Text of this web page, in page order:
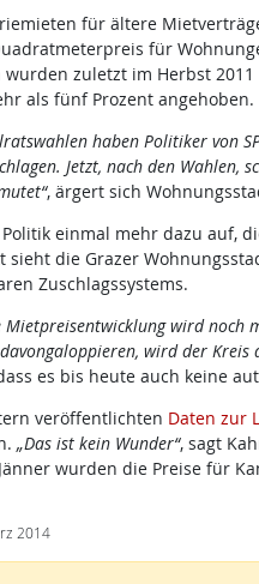
für ältere
für
zuletzt im Herbst
als fünf Prozent angehoben.
haben Politiker von
Jetzt, nach den Wahlen,
, ärgert sich
einmal mehr dazu auf,
sieht die Grazer
Zuschlagssystems.
Mietpreisentwicklung wird noch
wird der
es bis heute auch keine
veröffentlichten Daten zur
„Das ist kein Wunder“, sagt
wurden die Preise für
2014